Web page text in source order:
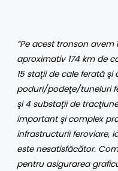
“Pe acest tronson
aproximativ 174 km de
15 staţii de cale ferată şi
poduri/podeţe/tuneluri
şi 4 substaţii de
important şi complex
infrastructurii feroviare,
este nesatisfăcător.
pentru asigurarea